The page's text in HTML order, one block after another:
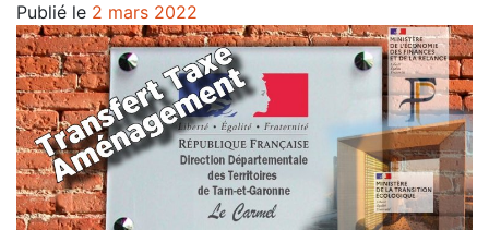
Publié le 2 mars 2022